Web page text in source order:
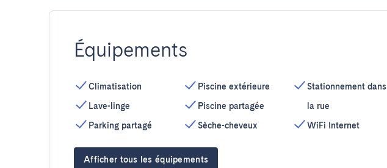
Équipements
Climatisation
Lave-linge
Parking partagé
Piscine extérieure
Piscine partagée
Sèche-cheveux
Stationnement dans
la rue
WiFi Internet
Afficher tous les équipements